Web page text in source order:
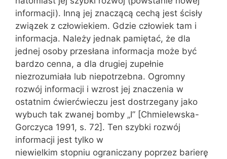
informacji). Inną jej znaczącą cechą jest ścisły
związek z człowiekiem. Gdzie człowiek tam i
informacja. Należy jednak pamiętać, że dla
jednej osoby przesłana informacja może być
bardzo cenna, a dla drugiej zupełnie
niezrozumiała lub niepotrzebna. Ogromny
rozwój informacji i wzrost jej znaczenia w
ostatnim ćwierćwieczu jest dostrzegany jako
wybuch tak zwanej bomby „I” [Chmielewska-
Gorczyca 1991, s. 72]. Ten szybki rozwój
informacji jest tylko w
niewielkim stopniu ograniczany poprzez barierę